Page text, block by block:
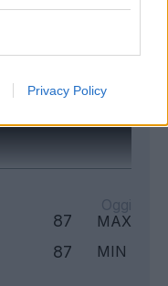
Privacy Policy
87 MIN
87 MAX
87 MIN